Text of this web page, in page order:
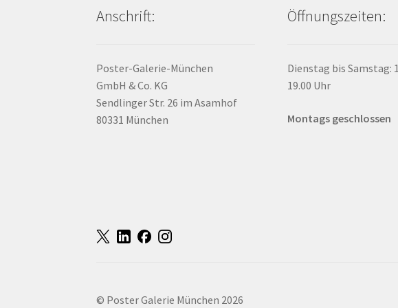
Anschrift:
Poster-Galerie-München
GmbH & Co. KG
Sendlinger Str. 26 im Asamhof
80331 München
Öffnungszeiten:
Dienstag bis Samstag:
19.00 Uhr
Montags geschlossen
© Poster Galerie München 2026